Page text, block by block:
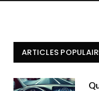
ARTICLES